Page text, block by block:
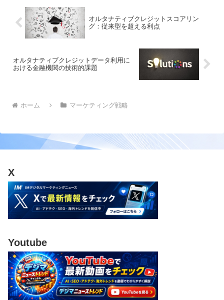
オルタナティブクレジットスコアリン
グ：従来型を超える利点
オルタナティブクレジットデータ利用に
おける金融機関の技術的課題
ホーム マーケティング戦略
X
Youtube